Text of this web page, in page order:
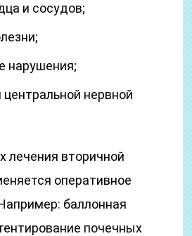
и сосудов;
нарушения;
центральной нервной
лечения вторичной
оперативное
баллонная
почечных